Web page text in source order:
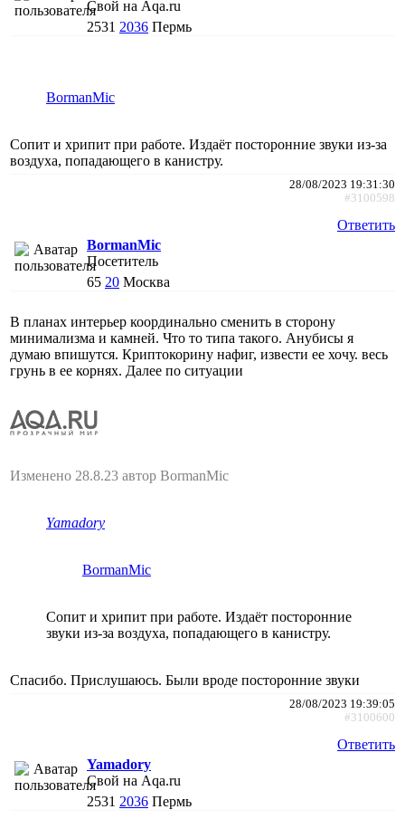
Свой на Aqa.ru
2531 2036 Пермь
BormanMic
Сопит и хрипит при работе. Издаёт посторонние звуки из-за
воздуха, попадающего в канистру.
28/08/2023 19:31:30
#3100598
Ответить
BormanMic
Посетитель
65 20 Москва
В планах интерьер координально сменить в сторону
минимализма и камней. Что то типа такого. Анубисы я
думаю впишутся. Криптокорину нафиг, извести ее хочу. весь
грунь в ее корнях. Далее по ситуации
Изменено 28.8.23 автор BormanMic
Yamadory
BormanMic
Сопит и хрипит при работе. Издаёт посторонние
звуки из-за воздуха, попадающего в канистру.
Спасибо. Прислушаюсь. Были вроде посторонние звуки
28/08/2023 19:39:05
#3100600
Ответить
Yamadory
Свой на Aqa.ru
2531 2036 Пермь